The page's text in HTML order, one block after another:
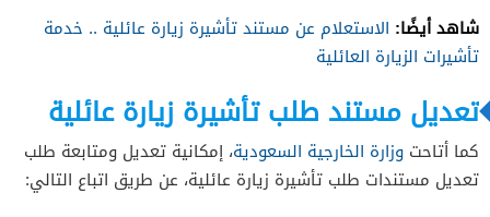
شاهد أيضًا: الاستعلام عن مستند تأشيرة زيارة عائلية .. خدمة
تأشيرات الزيارة العائلية
تعديل مستند طلب تأشيرة زيارة عائلية
كما أتاحت وزارة الخارجية السعودية، إمكانية تعديل ومتابعة طلب
تعديل مستندات طلب تأشيرة زيارة عائلية، عن طريق اتباع التالي: